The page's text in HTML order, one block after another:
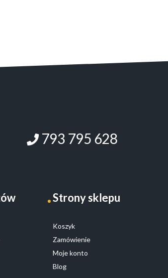
793 795 628
Strony sklepu
Koszyk
Zamówienie
Moje konto
Blog